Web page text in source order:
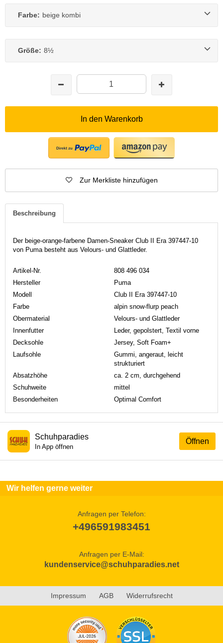
Farbe: beige kombi
Größe: 8½
In den Warenkorb
Zur Merkliste hinzufügen
Beschreibung
Der beige-orange-farbene Damen-Sneaker Club II Era 397447-10
von Puma besteht aus Velours- und Glattleder.
Artikel-Nr.
808 496 034
Hersteller
Puma
Modell
Club II Era 397447-10
Farbe
alpin snow-flurp peach
Obermaterial
Velours- und Glattleder
Innenfutter
Leder, gepolstert, Textil vorne
Decksohle
Jersey, Soft Foam+
Laufsohle
Gummi, angeraut, leicht
strukturiert
Absatzhöhe
ca. 2 cm, durchgehend
Schuhweite
mittel
Besonderheiten
Optimal Comfort
Öffnen
Schuhparadies
In App öffnen
Wir helfen gerne weiter
Anfragen per Telefon:
+496591983451
Anfragen per E-Mail:
kundenservice@schuhparadies.net
Impressum AGB Widerrufsrecht